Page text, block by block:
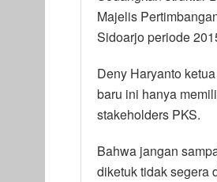
Majelis
Sidoarjo periode
Deny Haryanto
baru ini hanya
stakeholders PKS.
Bahwa jangan
diketuk tidak segera